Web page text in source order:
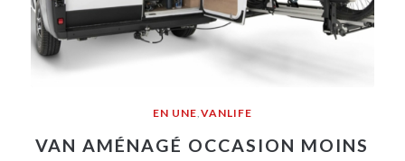
EN UNE,VANLIFE
VAN AMÉNAGÉ OCCASION MOINS